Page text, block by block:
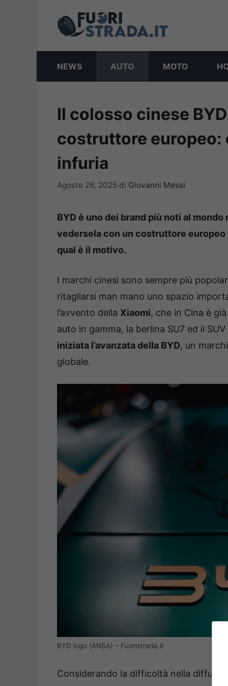
NEWS AUTO MOTO
Il colosso cinese
costruttore europeo:
infuria
Agosto 26, 2025 di Giovanni Messi
BYD è uno dei brand più noti al
vedersela con un costruttore europeo
qual è il motivo.
I marchi cinesi sono sempre più
ritagliarsi man mano uno spazio
l’avvento della Xiaomi, che in Cina è
auto in gamma, la berlina SU7 ed il
iniziata l’avanzata della BYD, un
globale.
BYD logo (ANSA) – Fuoristrada.it
Considerando la difficoltà nella